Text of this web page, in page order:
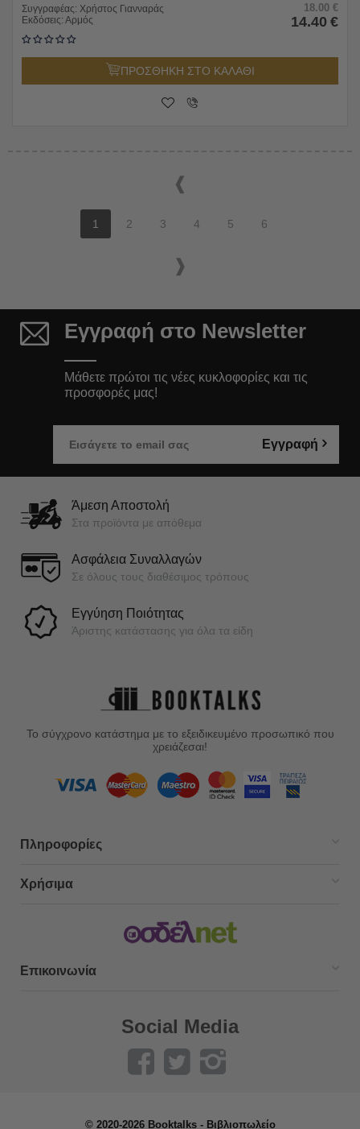
Συγγραφέας: Χρήστος Γιανναράς
Εκδόσεις: Αρμός
18.00 €
14.40 €
ΠΡΟΣΘΗΚΗ ΣΤΟ ΚΑΛΑΘΙ
1 2 3 4 5 6
Εγγραφή στο Newsletter
Μάθετε πρώτοι τις νέες κυκλοφορίες και τις
προσφορές μας!
Εγγραφή
Άμεση Αποστολή
Στα προϊόντα με απόθεμα
Ασφάλεια Συναλλαγών
Σε όλους τους διαθέσιμος τρόπους
Εγγύηση Ποιότητας
Άριστης κατάστασης για όλα τα είδη
Το σύγχρονο κατάστημα με το εξειδικευμένο προσωπικό που
χρειάζεσαι!
Πληροφορίες
Χρήσιμα
Επικοινωνία
Social Media
© 2020-2026 Booktalks - Βιβλιοπωλείο